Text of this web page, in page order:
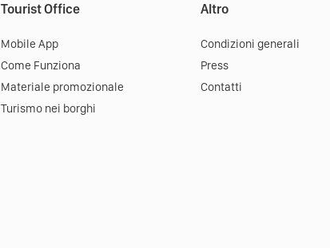
Tourist Office
Mobile App
Come Funziona
Materiale promozionale
Turismo nei borghi
Altro
Condizioni generali
Press
Contatti